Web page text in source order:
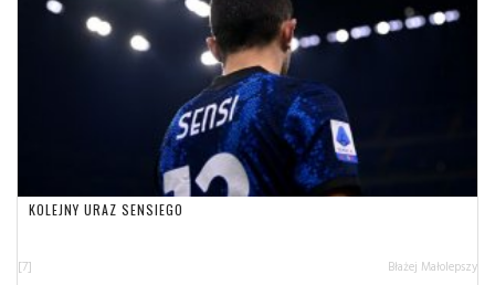
KOLEJNY URAZ SENSIEGO
[7] Błażej Małolepszy